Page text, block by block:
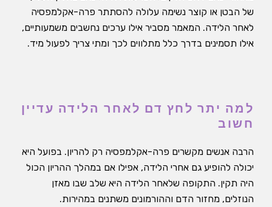
של הבטן או קוצר נשימה עלולה להסתתר פרה-אקלמפסיה
לאחר הלידה. המאמר מסביר אילו ערכים נחשבים משמעותיים,
אילו תסמינים בדרך כלל מתלווים לכך ומתי צריך לפעול מיד.
למה יתר לחץ דם לאחר הלידה עדיין
חשוב
הרבה אנשים מקשרים פרה-אקלמפסיה רק להריון. בפועל היא
יכולה להופיע גם אחרי הלידה, אפילו אם במהלך ההריון הכול
היה תקין. התקופה שלאחר הלידה היא שלב שבו מאזן
הנוזלים, מחזור הדם וההורמונים משתנים במהירות.